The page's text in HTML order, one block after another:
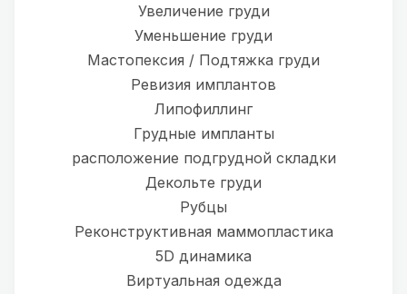
Увеличение груди
Уменьшение груди
Мастопексия / Подтяжка груди
Ревизия имплантов
Липофиллинг
Грудные импланты
расположение подгрудной складки
Декольте груди
Рубцы
Реконструктивная маммопластика
5D динамика
Виртуальная одежда